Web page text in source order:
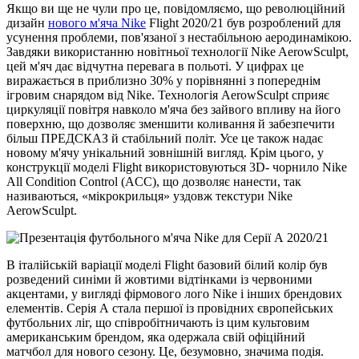
Якщо ви ще не чули про це, повідомляємо, що революційний
дизайн нового м'яча Nike Flight 2020/21 був розроблений для
усунення проблеми, пов'язаної з нестабільною аеродинамікою.
Завдяки використанню новітньої технології Nike AerowSculpt,
цей м'яч дає відчутна перевага в польоті. У цифрах це
виражається в приблизно 30% у порівнянні з попереднім
ігровим снарядом від Nike. Технологія AerowSculpt сприяє
циркуляції повітря навколо м'яча без зайвого впливу на його
поверхню, що дозволяє зменшити коливання й забезпечити
більш ПРЕДСКАЗ й стабільний політ. Усе це також надає
новому м'ячу унікальний зовнішній вигляд. Крім цього, у
конструкції моделі Flight використовуються 3D- чорнило Nike
All Condition Control (ACC), що дозволяє нанести, так
називаються, «мікрокрильця» уздовж текстури Nike
AerowSculpt.
В італійській варіації моделі Flight базовий білий колір був
розведений синіми й жовтими відтінками із червоними
акцентами, у вигляді фірмового лого Nike і інших брендових
елементів. Серія А стала першої із провідних європейських
футбольних ліг, що співробітничають із цим культовим
американським брендом, яка одержала свій офіційний
матчбол для нового сезону. Це, безумовно, значима подія.